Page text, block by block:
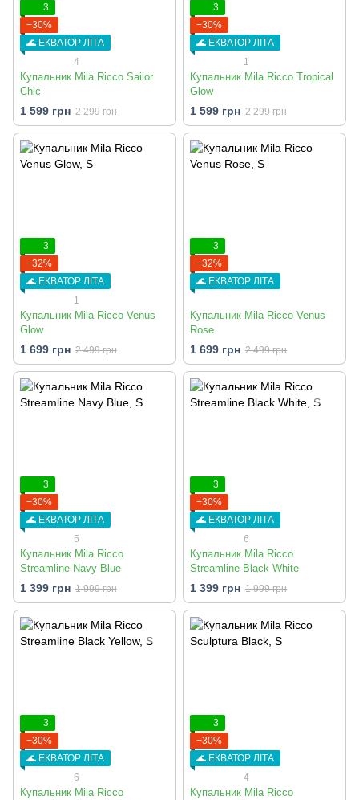
3
−30%
🌊 ЕКВАТОР ЛІТА
4
Купальник Mila Ricco Sailor
Chic
1 599 грн 2 299 грн
3
−30%
🌊 ЕКВАТОР ЛІТА
1
Купальник Mila Ricco Tropical
Glow
1 599 грн 2 299 грн
3
−32%
🌊 ЕКВАТОР ЛІТА
1
Купальник Mila Ricco Venus
Glow
1 699 грн 2 499 грн
3
−32%
🌊 ЕКВАТОР ЛІТА
Купальник Mila Ricco Venus
Rose
1 699 грн 2 499 грн
3
−30%
🌊 ЕКВАТОР ЛІТА
5
Купальник Mila Ricco
Streamline Navy Blue
1 399 грн 1 999 грн
3
−30%
🌊 ЕКВАТОР ЛІТА
6
Купальник Mila Ricco
Streamline Black White
1 399 грн 1 999 грн
3
−30%
🌊 ЕКВАТОР ЛІТА
6
Купальник Mila Ricco
3
−30%
🌊 ЕКВАТОР ЛІТА
4
Купальник Mila Ricco